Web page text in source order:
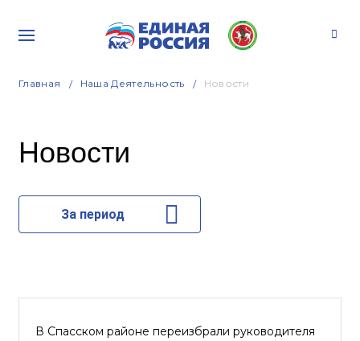
Главная Наша Деятельность Новости
Новости
За период
В Спасском районе переизбрали руководителя